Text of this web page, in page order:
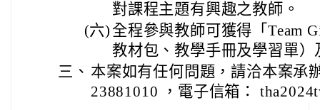
對課程主題有興趣之教師。
(六) 全程參與教師可獲得「Team
教材包、教學手冊及學習單
三、 本案如有任何問題，請洽本案承
23881010 ，電子信箱：